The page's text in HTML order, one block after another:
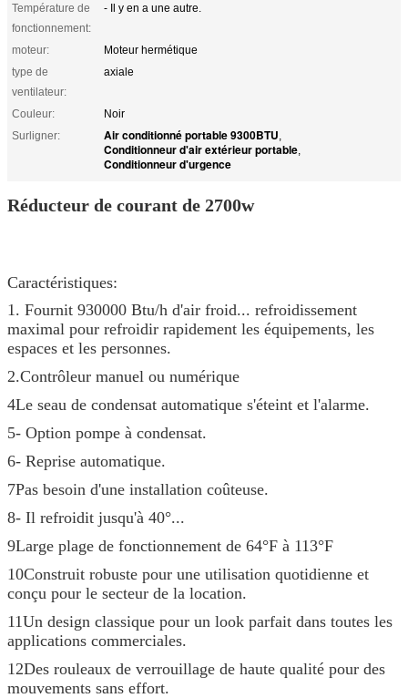
Température de
fonctionnement:
- Il y en a une autre.
moteur:
Moteur hermétique
type de
ventilateur:
axiale
Couleur:
Noir
Surligner:
Air conditionné portable 9300BTU,
Conditionneur d'air extérieur portable,
Conditionneur d'urgence
Réducteur de courant de 2700w
Caractéristiques:
1. Fournit 930000 Btu/h d'air froid... refroidissement
maximal pour refroidir rapidement les équipements, les
espaces et les personnes.
2.Contrôleur manuel ou numérique
4Le seau de condensat automatique s'éteint et l'alarme.
5- Option pompe à condensat.
6- Reprise automatique.
7Pas besoin d'une installation coûteuse.
8- Il refroidit jusqu'à 40°...
9Large plage de fonctionnement de 64°F à 113°F
10Construit robuste pour une utilisation quotidienne et
conçu pour le secteur de la location.
11Un design classique pour un look parfait dans toutes les
applications commerciales.
12Des rouleaux de verrouillage de haute qualité pour des
mouvements sans effort.